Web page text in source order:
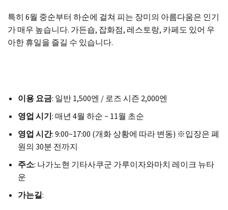
특히 6월 중순부터 하순에 걸쳐 피는 장미의 아름다움은 인기
가 매우 높습니다. 가든숍, 잡화점, 레스토랑, 카페도 있어 우
아한 휴일을 즐길 수 있습니다.
이용 요금: 일반 1,500엔 / 로즈 시즌 2,000엔
영업 시기: 매년 4월 하순 ~ 11월 초순
영업 시간: 9:00~17:00 (개화 상황에 따라 변동) ※입장은 폐
원의 30분 전까지
주소: 나가노현 기타사쿠군 가루이자와마치 레이크 뉴타
운
가는길: